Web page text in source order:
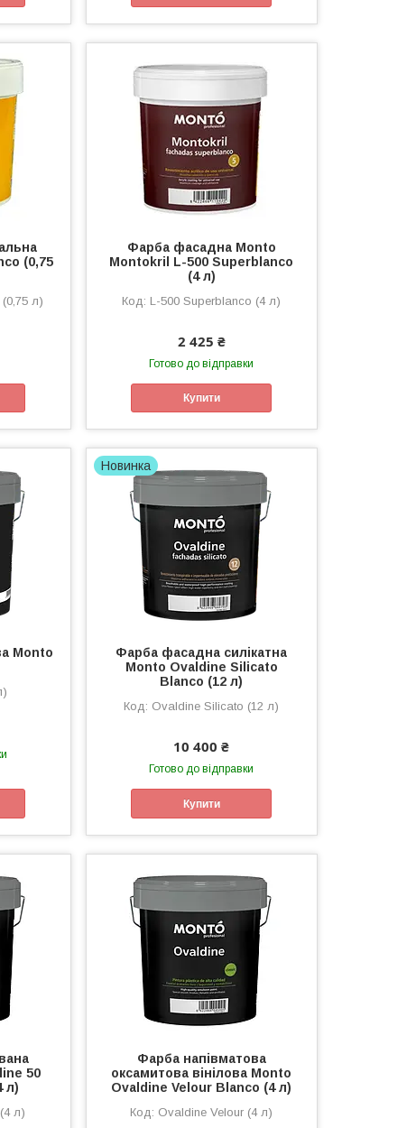
(0,75
л)
Фарба фасадна Monto
Montokril L-500 Superblanco
(4 л)
L-500 Superblanco (4 л)
2 425 ₴
Готово до відправки
Купити
Monto
Новинка
Фарба фасадна силікатна
Monto Ovaldine Silicato
Blanco (12 л)
Ovaldine Silicato (12 л)
10 400 ₴
Готово до відправки
Купити
50
л)
л)
Фарба напівматова
оксамитова вінілова Monto
Ovaldine Velour Blanco (4 л)
Ovaldine Velour (4 л)